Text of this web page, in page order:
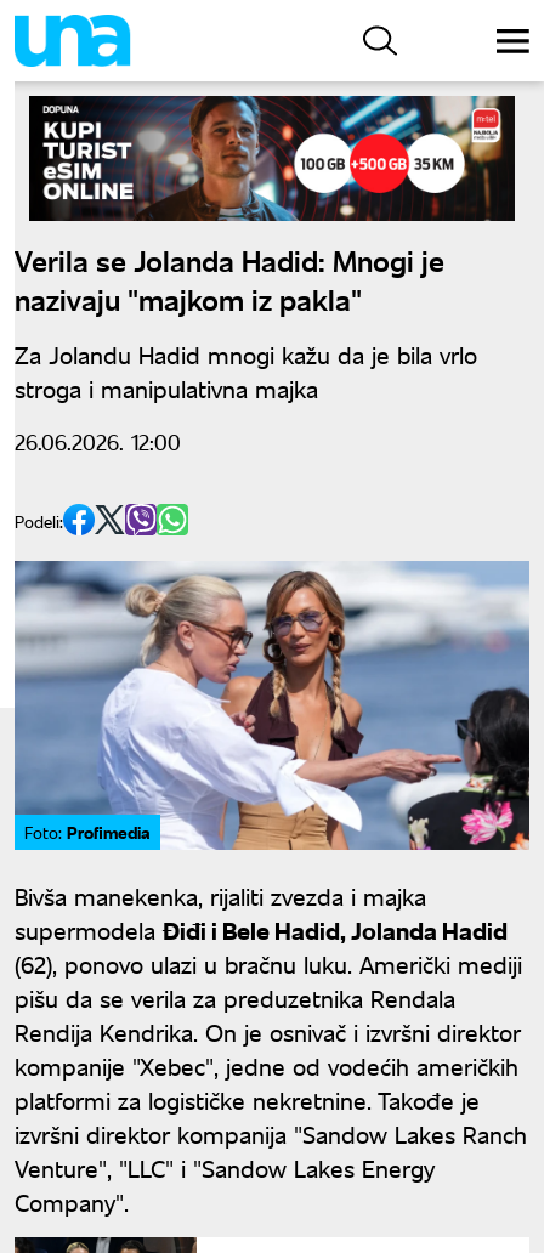
Verila se Jolanda Hadid: Mnogi je
nazivaju "majkom iz pakla"
Za Jolandu Hadid mnogi kažu da je bila vrlo
stroga i manipulativna majka
26.06.2026. 12:00
Podeli:
Foto: Profimedia
Bivša manekenka, rijaliti zvezda i majka
supermodelaĐiđi i Bele Hadid, Jolanda Hadid
(62), ponovo ulazi u bračnu luku. Američki mediji
pišu da se verila za preduzetnika Rendala
Rendija Kendrika. On je osnivač i izvršni direktor
kompanije "Xebec", jedne od vodećih američkih
platformi za logističke nekretnine. Takođe je
izvršni direktor kompanija "Sandow Lakes Ranch
Venture", "LLC" i "Sandow Lakes Energy
Company".